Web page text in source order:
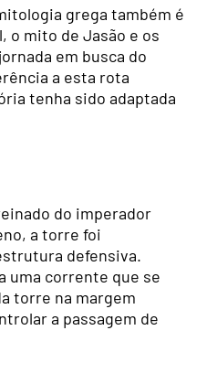
grega também é
o mito de Jasão e os
em busca do
a esta rota
tenha sido adaptada
do imperador
a torre foi
defensiva.
uma corrente que se
torre na margem
a passagem de